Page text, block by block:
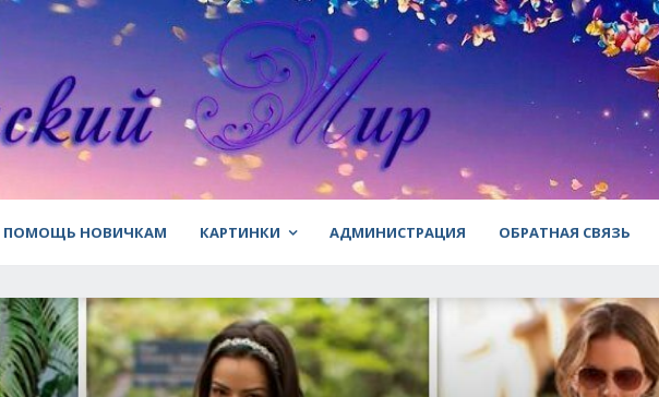
ПОМОЩЬ НОВИЧКАМ КАРТИНКИ АДМИНИСТРАЦИЯ ОБРАТНАЯ СВЯЗЬ